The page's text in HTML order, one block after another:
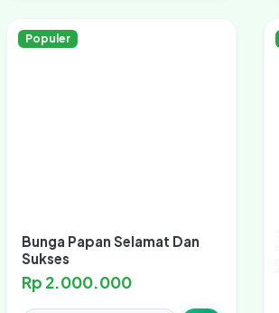
Populer
Bunga Papan Selamat Dan
Sukses
Rp 2.000.000